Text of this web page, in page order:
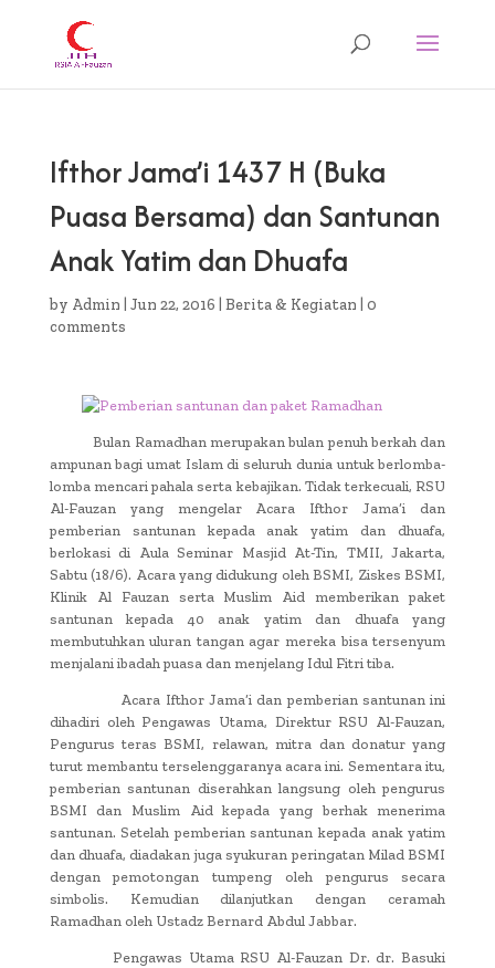
Ifthor Jama’i 1437 H (Buka
Puasa Bersama) dan Santunan
Anak Yatim dan Dhuafa
by Admin Jun 22, 2016 Berita & Kegiatan 0
comments
Bulan Ramadhan merupakan bulan penuh berkah dan
ampunan bagi umat Islam di seluruh dunia untuk berlomba-
lomba mencari pahala serta kebajikan. Tidak terkecuali, RSU
Al-Fauzan yang mengelar Acara Ifthor Jama’i dan
pemberian santunan kepada anak yatim dan dhuafa,
berlokasi di Aula Seminar Masjid At-Tin, TMII, Jakarta,
Sabtu (18/6). Acara yang didukung oleh BSMI, Ziskes BSMI,
Klinik Al Fauzan serta Muslim Aid memberikan paket
santunan kepada 40 anak yatim dan dhuafa yang
membutuhkan uluran tangan agar mereka bisa tersenyum
menjalani ibadah puasa dan menjelang Idul Fitri tiba.
Acara Ifthor Jama’i dan pemberian santunan ini
dihadiri oleh Pengawas Utama, Direktur RSU Al-Fauzan,
Pengurus teras BSMI, relawan, mitra dan donatur yang
turut membantu terselenggaranya acara ini. Sementara itu,
pemberian santunan diserahkan langsung oleh pengurus
BSMI dan Muslim Aid kepada yang berhak menerima
santunan. Setelah pemberian santunan kepada anak yatim
dan dhuafa, diadakan juga syukuran peringatan Milad BSMI
dengan pemotongan tumpeng oleh pengurus secara
simbolis. Kemudian dilanjutkan dengan ceramah
Ramadhan oleh Ustadz Bernard Abdul Jabbar.
Pengawas Utama RSU Al-Fauzan Dr. dr. Basuki